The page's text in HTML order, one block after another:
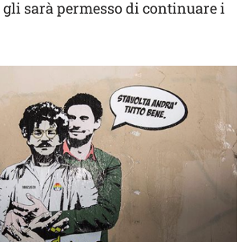
sarà permesso di continuare i